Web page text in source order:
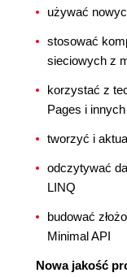
używać
stosować
sieciowych z
korzystać z
Pages i
tworzyć i
odczytywać
LINQ
budować
Minimal API
Nowa jakość